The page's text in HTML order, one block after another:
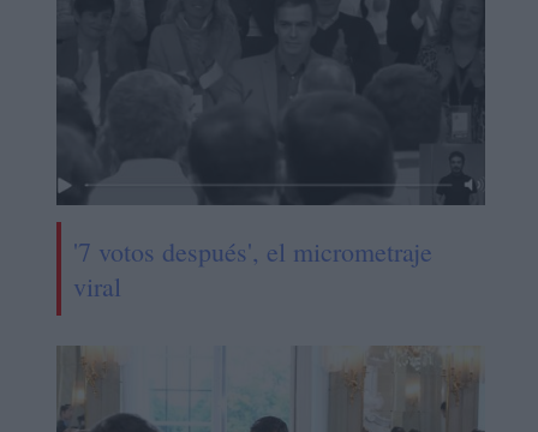
'7 votos después', el micrometraje
viral